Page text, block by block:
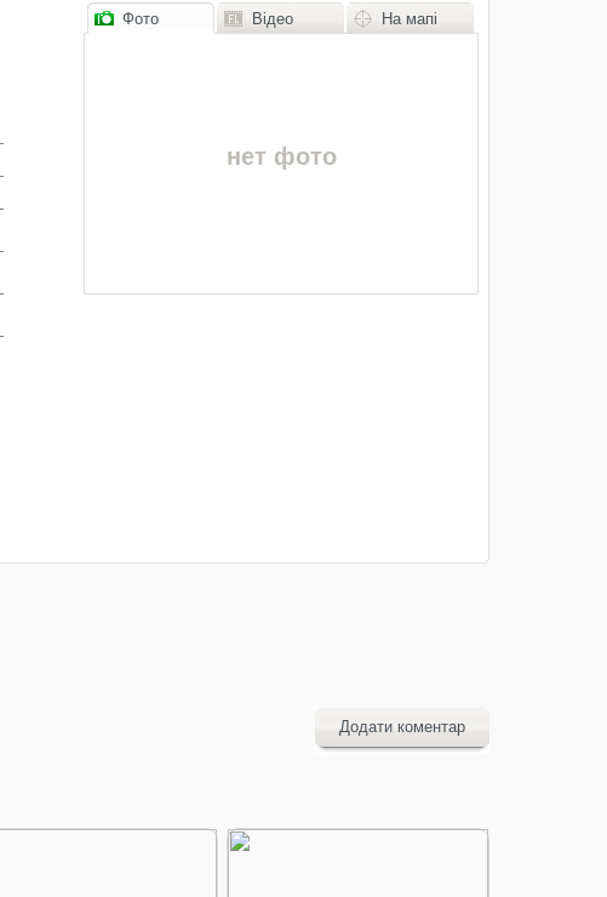
Фото Відео На мапі
нет фото
Додати коментар